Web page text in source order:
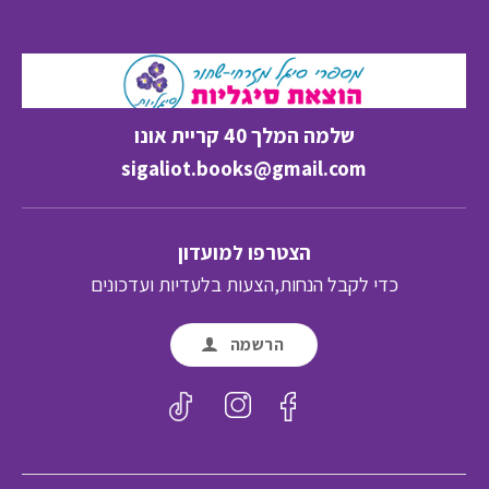
שלמה המלך 40 קריית אונו
sigaliot.books@gmail.com
הצטרפו למועדון
כדי לקבל הנחות,הצעות בלעדיות ועדכונים
הרשמה